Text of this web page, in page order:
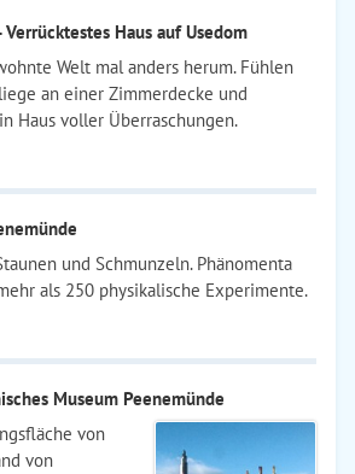
Haus auf Usedom
Welt mal anders herum. Fühlen
an einer Zimmerdecke und
Haus voller Überraschungen.
und Schmunzeln. Phänomenta
als 250 physikalische Experimente.
Museum Peenemünde
von
von